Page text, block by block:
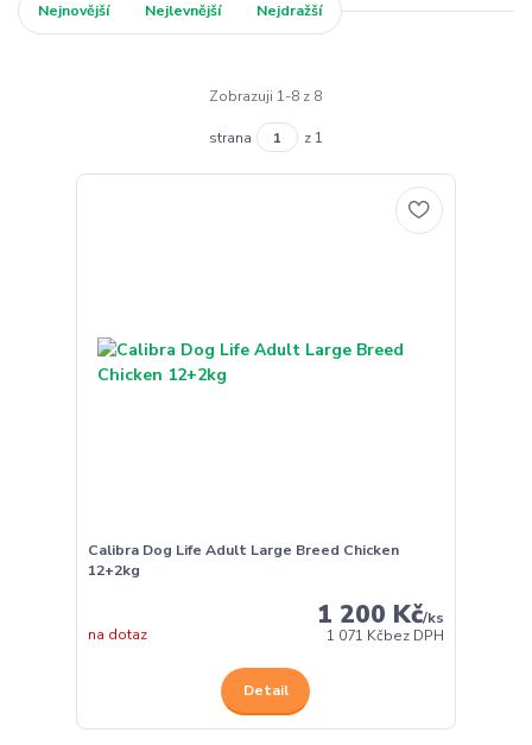
Nejnovější Nejlevnější Nejdražší
Zobrazuji 1-8 z 8
strana z 1
Calibra Dog Life Adult Large Breed Chicken
12+2kg
1 200 Kč/ks
1 071 Kčbez DPH
na dotaz
Detail